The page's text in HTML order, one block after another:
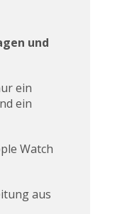
und
ein
ein
Watch
aus